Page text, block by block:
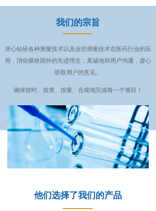
我们的宗旨
潜心钻研各种测量技术以及这些测量技术在医药行业的应
用，消化吸收国外的先进理念，真诚地和用户沟通，虚心
听取用户的意见。
确保按时、按质、按量、合规地完成每一个项目！
他们选择了我们的产品